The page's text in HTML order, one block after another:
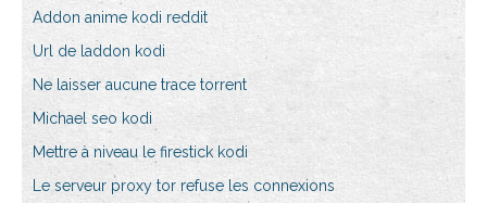
Addon anime kodi reddit
Url de laddon kodi
Ne laisser aucune trace torrent
Michael seo kodi
Mettre à niveau le firestick kodi
Le serveur proxy tor refuse les connexions